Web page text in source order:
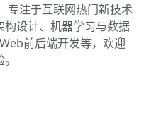
专注于互联网热门新技术
设计、机器学习与数据
前后端开发等，欢迎